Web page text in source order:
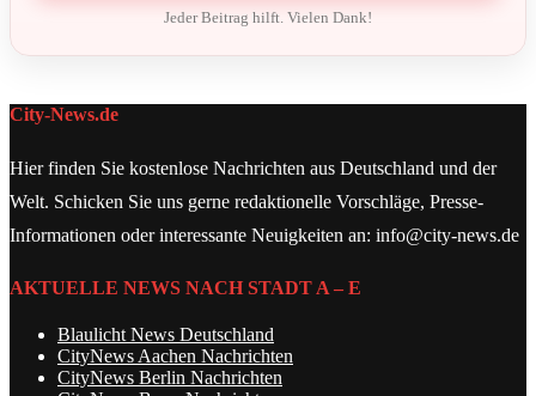
Jeder Beitrag hilft. Vielen Dank!
City-News.de
Hier finden Sie kostenlose Nachrichten aus Deutschland und der
Welt. Schicken Sie uns gerne redaktionelle Vorschläge, Presse-
Informationen oder interessante Neuigkeiten an: info@city-news.de
AKTUELLE NEWS NACH STADT A – E
Blaulicht News Deutschland
CityNews Aachen Nachrichten
CityNews Berlin Nachrichten